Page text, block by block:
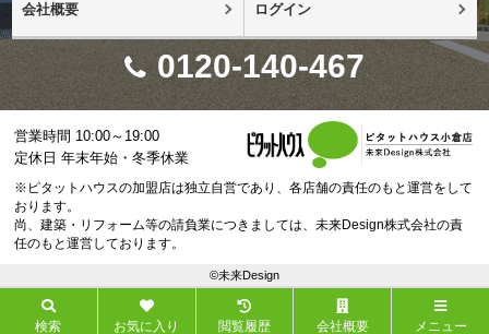
会社概要 ログイン
0120-140-467
営業時間 10:00～19:00
定休日 年末年始・冬季休業
※ピタットハウスの加盟店は独立自営であり、各店舗の責任のもと運営をして
おります。
尚、建築・リフォーム等の請負業につきましては、未来Design株式会社の責
任のもと運営しております。
©未来Design
検索 お気に入り 閲覧履歴 会社概要 メニュー